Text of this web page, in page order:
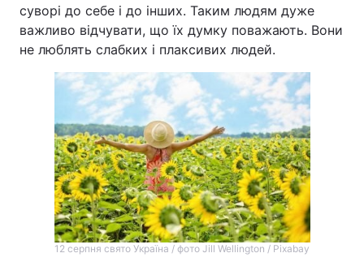
суворі до себе і до інших. Таким людям дуже
важливо відчувати, що їх думку поважають. Вони
не люблять слабких і плаксивих людей.
12 серпня свято Україна / фото Jill Wellington / Pixabay